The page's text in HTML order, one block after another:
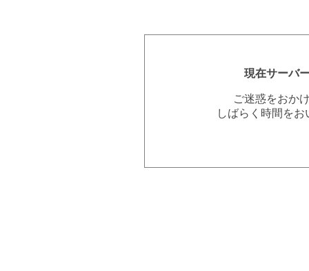
現在サーバ
ご迷惑をおか
しばらく時間を